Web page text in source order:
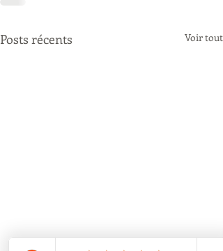
Posts récents Voir tout